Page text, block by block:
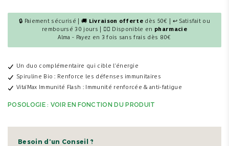
🔒 Paiement sécurisé | 🚚 Livraison offerte dès 50€ | ↩ Satisfait ou
remboursé 30 jours | 👩‍⚕️ Disponible en pharmacie
Alma - Payez en 3 fois sans frais dès 80€
Un duo complémentaire qui cible l'énergie
Spiruline Bio : Renforce les défenses immunitaires
Vita'Max Immunité Flash : Immunité renforcée & anti-fatigue
POSOLOGIE : VOIR EN FONCTION DU PRODUIT
Besoin d’un Conseil ?